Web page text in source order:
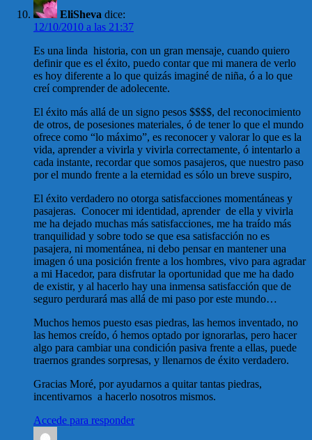
EliSheva dice:
12/10/2010 a las 21:37
Es una linda historia, con un gran mensaje, cuando quiero
definir que es el éxito, puedo contar que mi manera de verlo
es hoy diferente a lo que quizás imaginé de niña, ó a lo que
creí comprender de adolecente.
El éxito más allá de un signo pesos $$$$, del reconocimiento
de otros, de posesiones materiales, ó de tener lo que el mundo
ofrece como “lo máximo”, es reconocer y valorar lo que es la
vida, aprender a vivirla y vivirla correctamente, ó intentarlo a
cada instante, recordar que somos pasajeros, que nuestro paso
por el mundo frente a la eternidad es sólo un breve suspiro,
El éxito verdadero no otorga satisfacciones momentáneas y
pasajeras. Conocer mi identidad, aprender de ella y vivirla
me ha dejado muchas más satisfacciones, me ha traído más
tranquilidad y sobre todo se que esa satisfacción no es
pasajera, ni momentánea, ni debo pensar en mantener una
imagen ó una posición frente a los hombres, vivo para agradar
a mi Hacedor, para disfrutar la oportunidad que me ha dado
de existir, y al hacerlo hay una inmensa satisfacción que de
seguro perdurará mas allá de mi paso por este mundo…
Muchos hemos puesto esas piedras, las hemos inventado, no
las hemos creído, ó hemos optado por ignorarlas, pero hacer
algo para cambiar una condición pasiva frente a ellas, puede
traernos grandes sorpresas, y llenarnos de éxito verdadero.
Gracias Moré, por ayudarnos a quitar tantas piedras,
incentivarnos a hacerlo nosotros mismos.
Accede para responder